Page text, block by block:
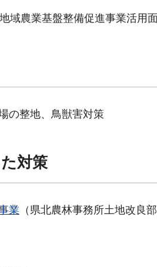
域農業基盤整備促進事業活用
の整地、鳥獣害対策
対策
業 （県北農林事務所土地改良